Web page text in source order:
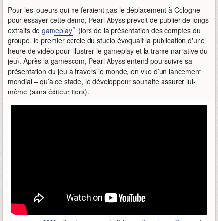
Pour les joueurs qui ne feraient pas le déplacement à Cologne
pour essayer cette démo, Pearl Abyss prévoit de publier de longs
extraits de gameplay
(lors de la présentation des comptes du
groupe, le premier cercle du studio évoquait la publication d'une
heure de vidéo pour illustrer le gameplay et la trame narrative du
jeu). Après la gamescom, Pearl Abyss entend poursuivre sa
présentation du jeu à travers le monde, en vue d’un lancement
mondial – qu’à ce stade, le développeur souhaite assurer lui-
même (sans éditeur tiers).